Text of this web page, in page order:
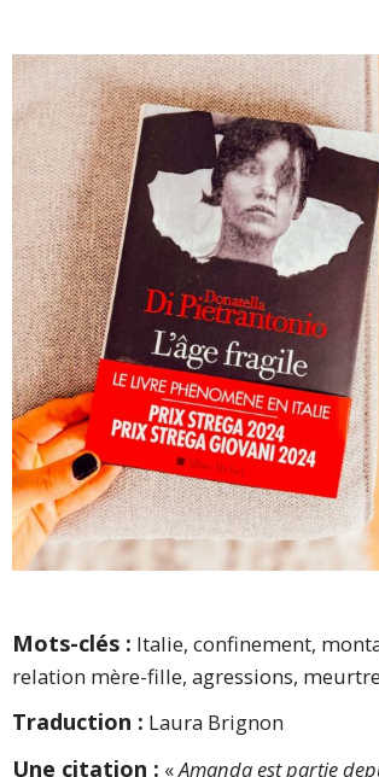
Mots-clés : Italie, confinement,
relation mère-fille, agressions, meurtre
Traduction : Laura Brignon
Une citation : «Amanda est partie